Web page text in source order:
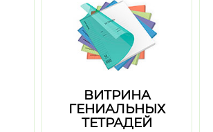
ВИТРИНА
ГЕНИАЛЬНЫХ
ТЕТРАДЕЙ